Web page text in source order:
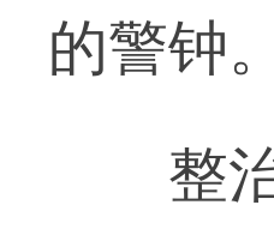
的警钟。
整治